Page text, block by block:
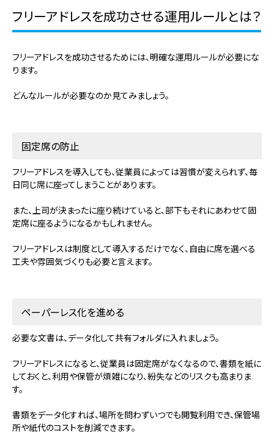
フリーアドレスを成功させる運用ルールとは？
フリーアドレスを成功させるためには、明確な運用ルールが必要にな
ります。
どんなルールが必要なのか見てみましょう。
固定席の防止
フリーアドレスを導入しても、従業員によっては習慣が変えられず、毎
日同じ席に座ってしまうことがあります。
また、上司が決まったに座り続けていると、部下もそれにあわせて固
定席に座るようになるかもしれません。
フリーアドレスは制度として導入するだけでなく、自由に席を選べる
工夫や雰囲気づくりも必要と言えます。
ペーパーレス化を進める
必要な文書は、データ化して共有フォルダに入れましょう。
フリーアドレスになると、従業員は固定席がなくなるので、書類を紙に
しておくと、利用や保管が煩雑になり、紛失などのリスクも高まりま
す。
書類をデータ化すれば、場所を問わずいつでも閲覧利用でき、保管場
所や紙代のコストを削減できます。